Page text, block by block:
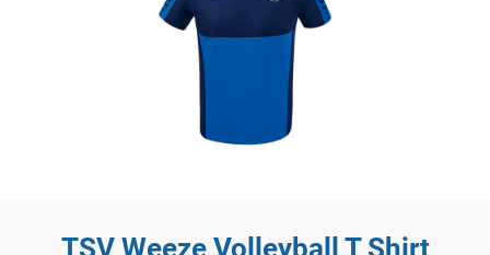
TSV Weeze Volleyball T Shirt